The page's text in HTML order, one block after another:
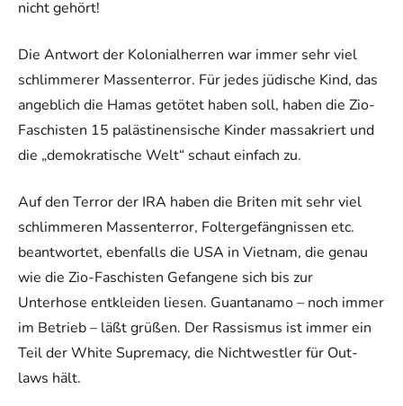
nicht gehört!
Die Antwort der Kolonialherren war immer sehr viel
schlimmerer Massenterror. Für jedes jüdische Kind, das
angeblich die Hamas getötet haben soll, haben die Zio-
Faschisten 15 palästinensische Kinder massakriert und
die „demokratische Welt“ schaut einfach zu.
Auf den Terror der IRA haben die Briten mit sehr viel
schlimmeren Massenterror, Foltergefängnissen etc.
beantwortet, ebenfalls die USA in Vietnam, die genau
wie die Zio-Faschisten Gefangene sich bis zur
Unterhose entkleiden liesen. Guantanamo – noch immer
im Betrieb – läßt grüßen. Der Rassismus ist immer ein
Teil der White Supremacy, die Nichtwestler für Out-
laws hält.